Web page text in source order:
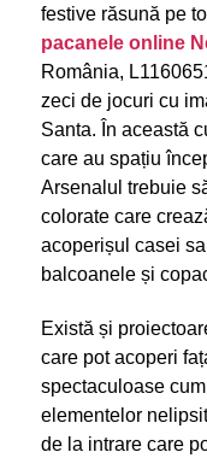
festive răsună pe
pacanele online
România,
zeci de jocuri cu
Santa. În această
care au spațiu
Arsenalul trebuie
colorate care
acoperișul casei
balcoanele și
Există și
care pot acoperi
spectaculoase
elementelor
de la intrare care